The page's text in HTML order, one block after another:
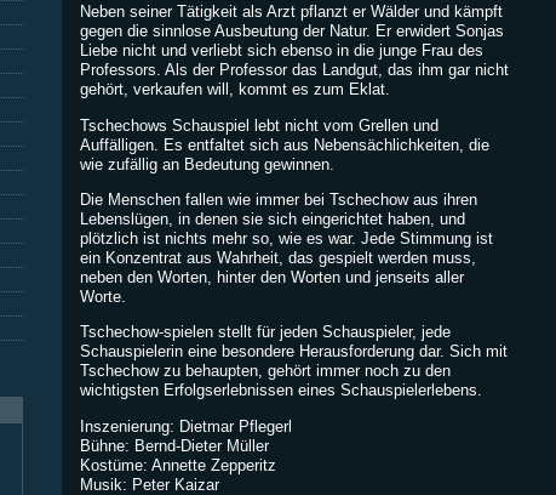
Neben seiner Tätigkeit als Arzt pflanzt er Wälder und kämpft
gegen die sinnlose Ausbeutung der Natur. Er erwidert Sonjas
Liebe nicht und verliebt sich ebenso in die junge Frau des
Professors. Als der Professor das Landgut, das ihm gar nicht
gehört, verkaufen will, kommt es zum Eklat.
Tschechows Schauspiel lebt nicht vom Grellen und
Auffälligen. Es entfaltet sich aus Nebensächlichkeiten, die
wie zufällig an Bedeutung gewinnen.
Die Menschen fallen wie immer bei Tschechow aus ihren
Lebenslügen, in denen sie sich eingerichtet haben, und
plötzlich ist nichts mehr so, wie es war. Jede Stimmung ist
ein Konzentrat aus Wahrheit, das gespielt werden muss,
neben den Worten, hinter den Worten und jenseits aller
Worte.
Tschechow-spielen stellt für jeden Schauspieler, jede
Schauspielerin eine besondere Herausforderung dar. Sich mit
Tschechow zu behaupten, gehört immer noch zu den
wichtigsten Erfolgserlebnissen eines Schauspielerlebens.
Inszenierung: Dietmar Pflegerl
Bühne: Bernd-Dieter Müller
Kostüme: Annette Zepperitz
Musik: Peter Kaizar